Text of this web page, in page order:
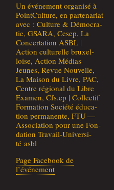
Un évé­ne­ment orga­ni­sé à
Point­Cul­ture, en par­te­na­riat
avec : Culture & Démo­cra­
tie, GSARA, Cesep, La
Concer­ta­tion ASBL |
Action cultu­relle bruxel­
loise, Action Médias
Jeunes, Revue Nou­velle,
La Mai­son du Livre, PAC,
Centre régio­nal du Libre
Exa­men, Cfs.ep | Col­lec­tif
For­ma­tion Socié­té édu­ca­
tion per­ma­nente, FTU —
Asso­cia­tion pour une Fon­
da­tion Tra­vail-Uni­ver­si­
té asbl
Page Face­book de
l’événement